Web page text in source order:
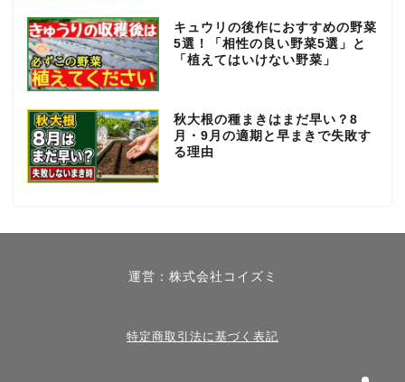
キュウリの後作におすすめの野菜
5選！「相性の良い野菜5選」と
「植えてはいけない野菜」
秋大根の種まきはまだ早い？8
月・9月の適期と早まきで失敗す
る理由
運営：株式会社コイズミ
特定商取引法に基づく表記
夏【6月～8月】
秋【9月～11月】
冬【12月～2月】